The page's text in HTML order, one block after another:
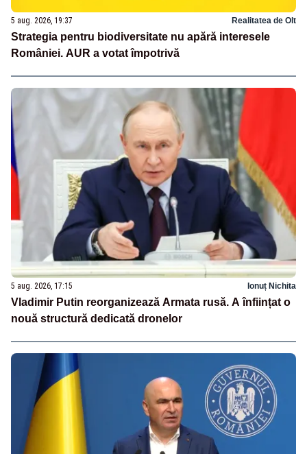
5 aug. 2026, 19:37 Realitatea de Olt
Strategia pentru biodiversitate nu apără interesele
României. AUR a votat împotrivă
5 aug. 2026, 17:15 Ionuț Nichita
Vladimir Putin reorganizează Armata rusă. A înființat o
nouă structură dedicată dronelor